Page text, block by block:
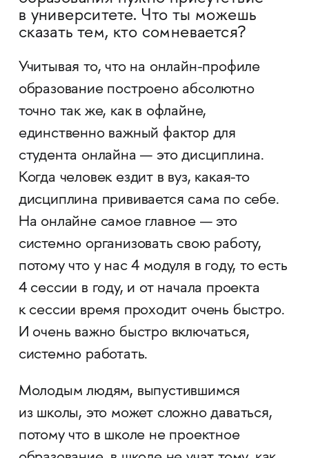
в университете. Что ты можешь
сказать тем, кто сомневается?
Учитывая то, что на онлайн-профиле
образование построено абсолютно
точно так же, как в офлайне,
единственно важный фактор для
студента онлайна — это дисциплина.
Когда человек ездит в вуз, какая-то
дисциплина прививается сама по себе.
На онлайне самое главное — это
системно организовать свою работу,
потому что у нас 4 модуля в году, то есть
4 сессии в году, и от начала проекта
к сессии время проходит очень быстро.
И очень важно быстро включаться,
системно работать.
Молодым людям, выпустившимся
из школы, это может сложно даваться,
потому что в школе не проектное